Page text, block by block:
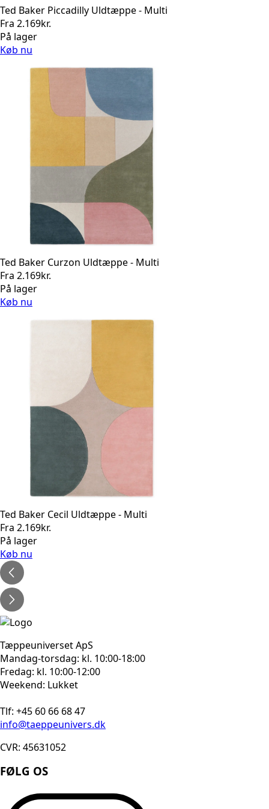
Ted Baker Piccadilly Uldtæppe - Multi
Fra 2.169kr.
På lager
Køb nu
Ted Baker Curzon Uldtæppe - Multi
Fra 2.169kr.
På lager
Køb nu
Ted Baker Cecil Uldtæppe - Multi
Fra 2.169kr.
På lager
Køb nu
Tæppeuniverset ApS
Mandag-torsdag: kl. 10:00-18:00
Fredag: kl. 10:00-12:00
Weekend: Lukket
Tlf: +45 60 66 68 47
info@taeppeunivers.dk
CVR: 45631052
FØLG OS